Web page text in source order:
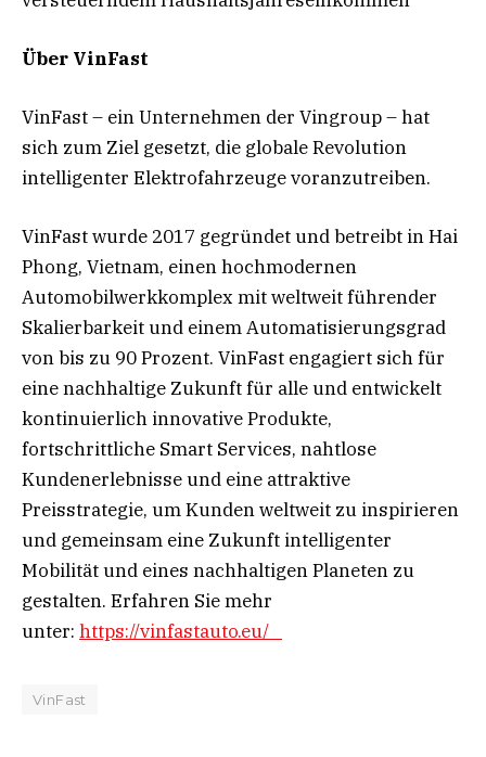
Über VinFast
VinFast – ein Unternehmen der Vingroup – hat
sich zum Ziel gesetzt, die globale Revolution
intelligenter Elektrofahrzeuge voranzutreiben.
VinFast wurde 2017 gegründet und betreibt in Hai
Phong, Vietnam, einen hochmodernen
Automobilwerkkomplex mit weltweit führender
Skalierbarkeit und einem Automatisierungsgrad
von bis zu 90 Prozent. VinFast engagiert sich für
eine nachhaltige Zukunft für alle und entwickelt
kontinuierlich innovative Produkte,
fortschrittliche Smart Services, nahtlose
Kundenerlebnisse und eine attraktive
Preisstrategie, um Kunden weltweit zu inspirieren
und gemeinsam eine Zukunft intelligenter
Mobilität und eines nachhaltigen Planeten zu
gestalten. Erfahren Sie mehr
unter: https://vinfastauto.eu/
VinFast